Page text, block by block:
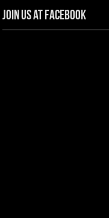
Join us at Facebook